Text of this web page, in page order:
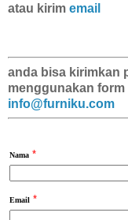
atau kirim email
anda bisa kirimkan
menggunakan
info@furniku.com
Nama *
Email *